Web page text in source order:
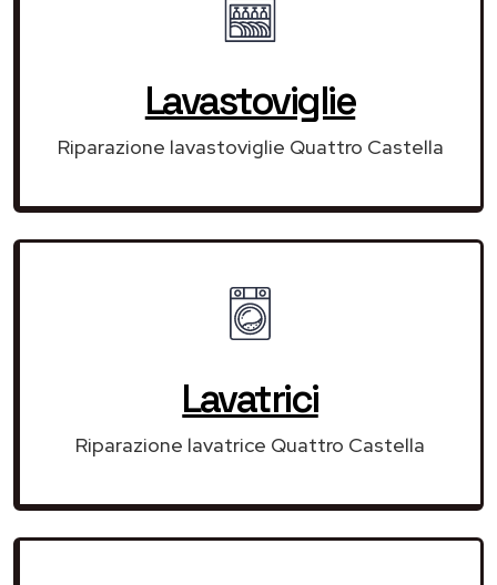
Lavastoviglie
Riparazione lavastoviglie Quattro Castella
Lavatrici
Riparazione lavatrice Quattro Castella